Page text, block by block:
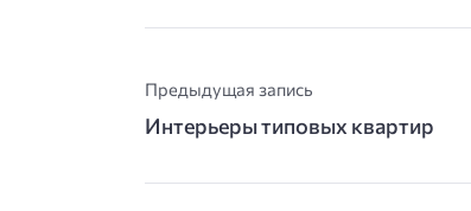
Предыдущая запись
Интерьеры типовых квартир